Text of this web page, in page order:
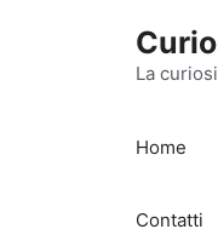
La
Home
Contatti